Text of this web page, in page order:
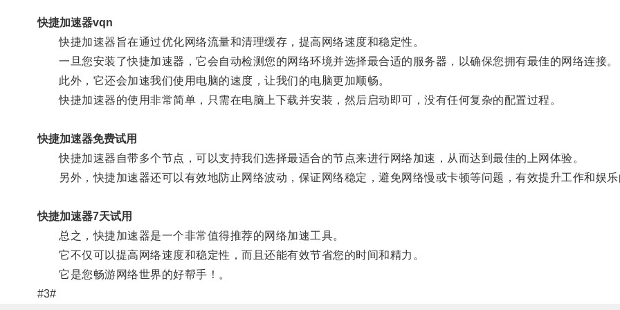
快捷加速器vqn
快捷加速器旨在通过优化网络流量和清理缓存，提高网络速度和稳定性。
一旦您安装了快捷加速器，它会自动检测您的网络环境并选择最合适的服务器，以确保您拥有最佳的网络连接。
此外，它还会加速我们使用电脑的速度，让我们的电脑更加顺畅。
快捷加速器的使用非常简单，只需在电脑上下载并安装，然后启动即可，没有任何复杂的配置过程。
快捷加速器免费试用
快捷加速器自带多个节点，可以支持我们选择最适合的节点来进行网络加速，从而达到最佳的上网体验。
另外，快捷加速器还可以有效地防止网络波动，保证网络稳定，避免网络慢或卡顿等问题，有效提升工作和娱
快捷加速器7天试用
总之，快捷加速器是一个非常值得推荐的网络加速工具。
它不仅可以提高网络速度和稳定性，而且还能有效节省您的时间和精力。
它是您畅游网络世界的好帮手！。
#3#